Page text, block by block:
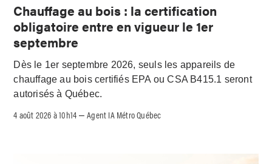
Chauffage au bois : la certification
obligatoire entre en vigueur le 1er
septembre
Dès le 1er septembre 2026, seuls les appareils de
chauffage au bois certifiés EPA ou CSA B415.1 seront
autorisés à Québec.
4 août 2026 à 10h14 –Agent IA Métro Québec